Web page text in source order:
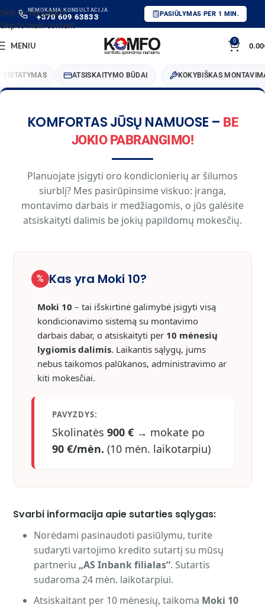
Skip to navigation
Skip to main content
NEMOKAMA KONSULTACIJA
+370 609 63833 PASIŪLYMAS PER 1 MIN.
MENIU 0
0.00
ATSISKAITYMO BŪDAI KOKYBIŠKAS
KOMFORTAS JŪSŲ NAMUOSE – BE
JOKIO PABRANGIMO!
Planuojate įsigyti oro kondicionierių ar šilumos
siurblį? Mes pasirūpinsime viskuo: įranga,
montavimo darbais ir medžiagomis, o jūs galėsite
atsiskaityti dalimis be jokių papildomų mokesčių.
% Kas yra Moki 10?
Moki 10 – tai išskirtinė galimybė įsigyti visą
kondicionavimo sistemą su montavimo
darbais dabar, o atsiskaityti per 10 mėnesių
lygiomis dalimis. Laikantis sąlygų, jums
nebus taikomos palūkanos, administravimo ar
kiti mokesčiai.
PAVYZDYS:
Skolinatės900 € → mokate po
90 €/mėn. (10 mėn. laikotarpiu)
Svarbi informacija apie sutarties sąlygas:
Norėdami pasinaudoti pasiūlymu, turite
sudaryti vartojimo kredito sutartį su mūsų
partneriu „AS Inbank filialas“. Sutartis
sudaroma 24 mėn. laikotarpiui.
Atsiskaitant per 10 mėnesių, taikoma Moki 10